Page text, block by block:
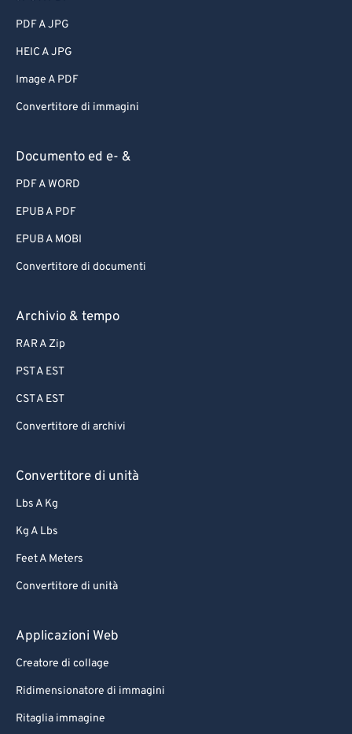
PDF A JPG
HEIC A JPG
Image A PDF
Convertitore di immagini
Documento ed e- &
PDF A WORD
EPUB A PDF
EPUB A MOBI
Convertitore di documenti
Archivio & tempo
RAR A Zip
PST A EST
CST A EST
Convertitore di archivi
Convertitore di unità
Lbs A Kg
Kg A Lbs
Feet A Meters
Convertitore di unità
Applicazioni Web
Creatore di collage
Ridimensionatore di immagini
Ritaglia immagine